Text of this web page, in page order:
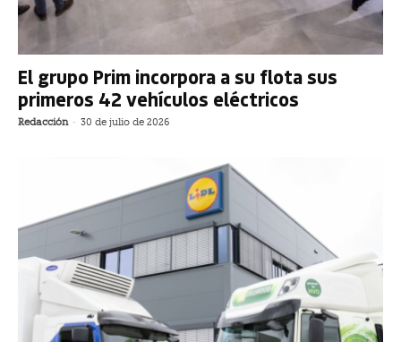
El grupo Prim incorpora a su flota sus
primeros 42 vehículos eléctricos
Redacción - 30 de julio de 2026